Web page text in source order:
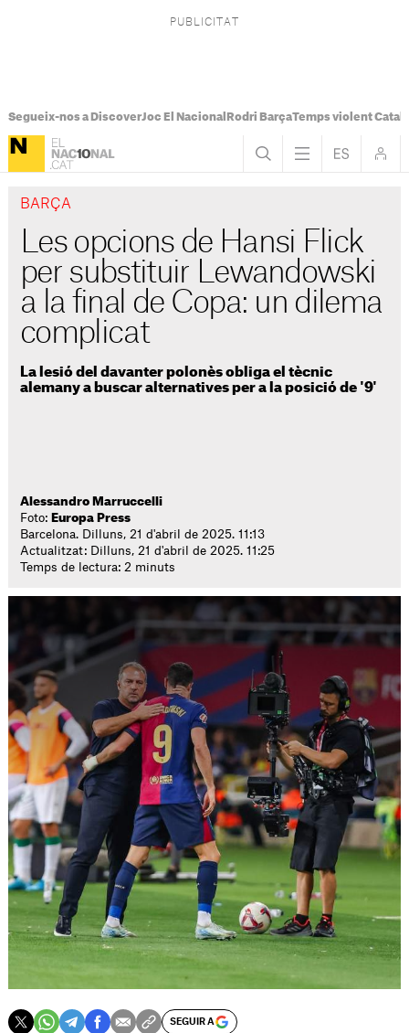
Segueix-nos a DiscoverJoc El Nacional Rodri BarçaTemps violent
BARÇA
Les opcions de Hansi Flick
per substituir Lewandowski
a la final de Copa: un dilema
complicat
La lesió del davanter polonès obliga el tècnic
alemany a buscar alternatives per a la posició de '9'
Alessandro Marruccelli
Foto: Europa Press
Barcelona. Dilluns, 21 d'abril de 2025. 11:13
Actualitzat: Dilluns, 21 d'abril de 2025. 11:25
Temps de lectura: 2 minuts
SEGUIR A